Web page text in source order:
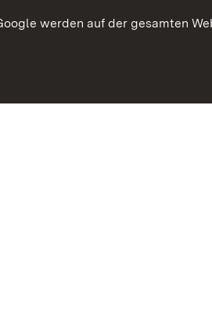
werden auf der gesamten